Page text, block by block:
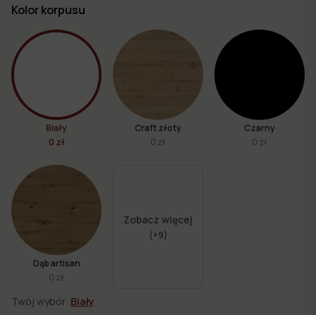
Kolor korpusu
Biały
0 zł
Craft złoty
0 zł
Czarny
0 zł
Dąb artisan
0 zł
Zobacz więcej
(+9)
Twój wybór: Biały